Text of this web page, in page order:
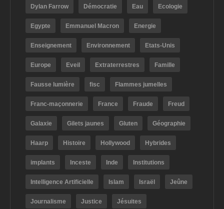
Dylan Farrow Démocratie Eau Ecologie
Egypte Emmanuel Macron Energie
Enseignement Environnement Etats-Unis
Europe Eveil Extraterrestres Famille
Fausse lumière fisc Flammes jumelles
Franc-maçonnerie France Fraude Freud
Galaxie Gilets jaunes Gluten Géographie
Haarp Histoire Hollywood Hybrides
implants Inceste Inde Institutions
Intelligence Artificielle Islam Israël Jeûne
Journalisme Justice Jésuites